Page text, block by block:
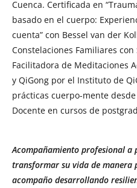
Cuenca. Certificada en
basado en el cuerpo:
cuenta” con Bessel van der
Constelaciones Familiares
Facilitadora de Meditaciones
y QiGong por el Instituto de
prácticas cuerpo-mente
Docente en cursos de
Acompañamiento profesional a
transformar su vida de manera
acompaño desarrollando